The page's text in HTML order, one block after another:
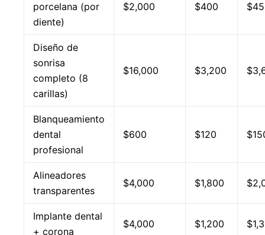
porcelana (por
diente)
$2,000 $400
Diseño de
sonrisa
completo (8
carillas)
$16,000 $3,200
Blanqueamiento
dental
profesional
$600 $120
Alineadores
transparentes
$4,000 $1,800
Implante dental
+ corona
$4,000 $1,200